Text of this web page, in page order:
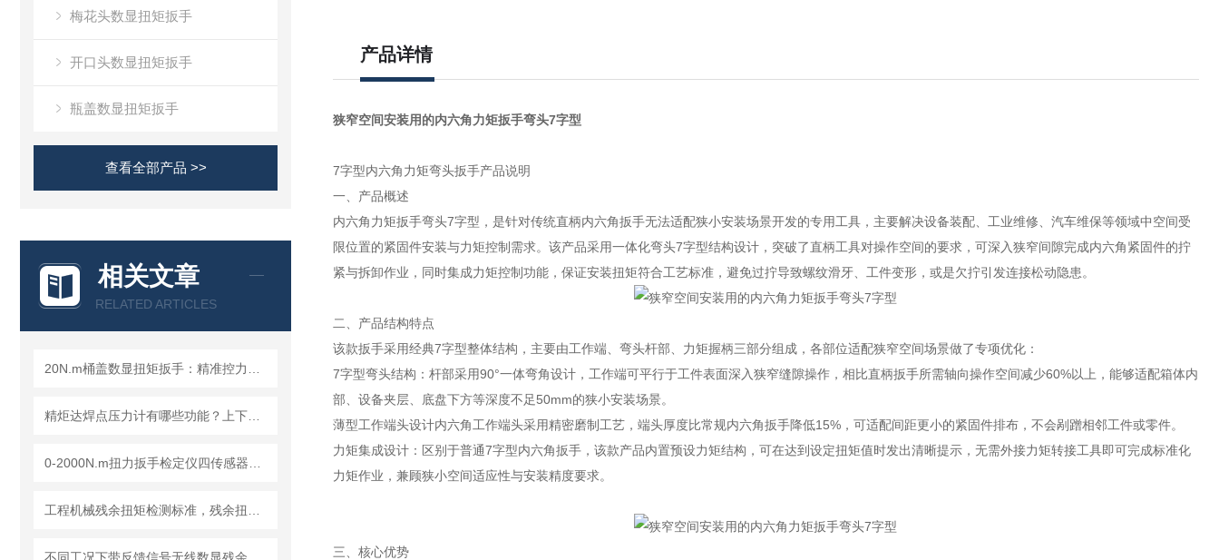
梅花头数显扭矩扳手
开口头数显扭矩扳手
瓶盖数显扭矩扳手
查看全部产品 >>
相关文章
RELATED ARTICLES
产品详情
狭窄空间安装用的内六角力矩扳手弯头7字型
7字型内六角力矩弯头扳手产品说明
一、产品概述
内六角力矩扳手弯头7字型，是针对传统直柄内六角扳手无法适配狭小安装场景开发的专用工具，主要解决设备装配、工业维修、汽车维保等领域中空间受
限位置的紧固件安装与力矩控制需求。该产品采用一体化弯头7字型结构设计，突破了直柄工具对操作空间的要求，可深入狭窄间隙完成内六角紧固件的拧
紧与拆卸作业，同时集成力矩控制功能，保证安装扭矩符合工艺标准，避免过拧导致螺纹滑牙、工件变形，或是欠拧引发连接松动隐患。
二、产品结构特点
该款扳手采用经典7字型整体结构，主要由工作端、弯头杆部、力矩握柄三部分组成，各部位适配狭窄空间场景做了专项优化：
7字型弯头结构：杆部采用90°一体弯角设计，工作端可平行于工件表面深入狭窄缝隙操作，相比直柄扳手所需轴向操作空间减少60%以上，能够适配箱体内
部、设备夹层、底盘下方等深度不足50mm的狭小安装场景。
薄型工作端头设计内六角工作端头采用精密磨制工艺，端头厚度比常规内六角扳手降低15%，可适配间距更小的紧固件排布，不会剐蹭相邻工件或零件。
力矩集成设计：区别于普通7字型内六角扳手，该款产品内置预设力矩结构，可在达到设定扭矩值时发出清晰提示，无需外接力矩转接工具即可完成标准化
力矩作业，兼顾狭小空间适应性与安装精度要求。
三、核心优势